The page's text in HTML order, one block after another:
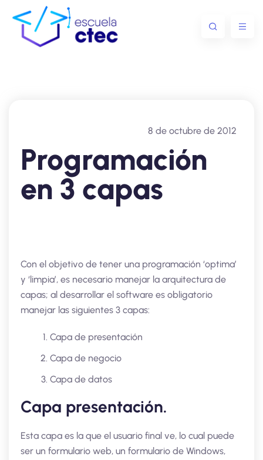
8 de octubre de 2012
Programación
en 3 capas
Con el objetivo de tener una programación ‘optima’
y ‘limpia’, es necesario manejar la arquitectura de
capas; al desarrollar el software es obligatorio
manejar las siguientes 3 capas:
Capa de presentación
Capa de negocio
Capa de datos
Capa presentación.
Esta capa es la que el usuario final ve, lo cual puede
ser un formulario web, un formulario de Windows,